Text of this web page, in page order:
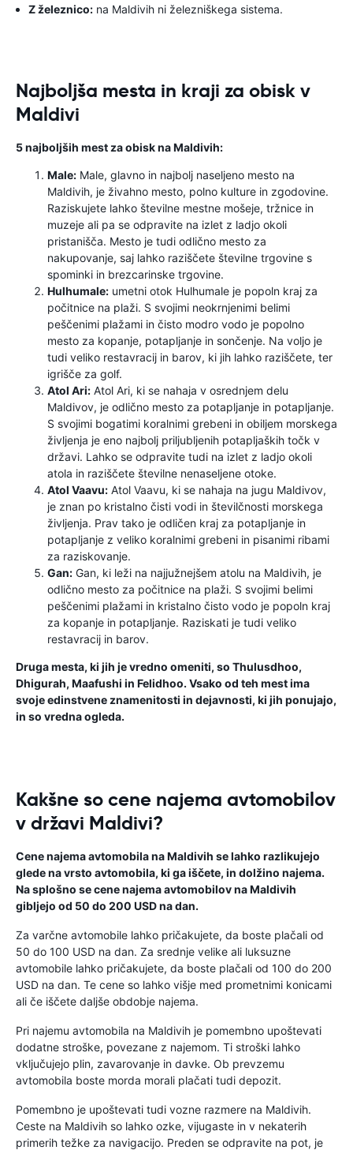
Z železnico: na Maldivih ni železniškega sistema.
Najboljša mesta in kraji za obisk v
Maldivi
5 najboljših mest za obisk na Maldivih:
Male: Male, glavno in najbolj naseljeno mesto na
Maldivih, je živahno mesto, polno kulture in zgodovine.
Raziskujete lahko številne mestne mošeje, tržnice in
muzeje ali pa se odpravite na izlet z ladjo okoli
pristanišča. Mesto je tudi odlično mesto za
nakupovanje, saj lahko raziščete številne trgovine s
spominki in brezcarinske trgovine.
Hulhumale: umetni otok Hulhumale je popoln kraj za
počitnice na plaži. S svojimi neokrnjenimi belimi
peščenimi plažami in čisto modro vodo je popolno
mesto za kopanje, potapljanje in sončenje. Na voljo je
tudi veliko restavracij in barov, ki jih lahko raziščete, ter
igrišče za golf.
Atol Ari: Atol Ari, ki se nahaja v osrednjem delu
Maldivov, je odlično mesto za potapljanje in potapljanje.
S svojimi bogatimi koralnimi grebeni in obiljem morskega
življenja je eno najbolj priljubljenih potapljaških točk v
državi. Lahko se odpravite tudi na izlet z ladjo okoli
atola in raziščete številne nenaseljene otoke.
Atol Vaavu: Atol Vaavu, ki se nahaja na jugu Maldivov,
je znan po kristalno čisti vodi in številčnosti morskega
življenja. Prav tako je odličen kraj za potapljanje in
potapljanje z veliko koralnimi grebeni in pisanimi ribami
za raziskovanje.
Gan: Gan, ki leži na najjužnejšem atolu na Maldivih, je
odlično mesto za počitnice na plaži. S svojimi belimi
peščenimi plažami in kristalno čisto vodo je popoln kraj
za kopanje in potapljanje. Raziskati je tudi veliko
restavracij in barov.
Druga mesta, ki jih je vredno omeniti, so Thulusdhoo,
Dhigurah, Maafushi in Felidhoo. Vsako od teh mest ima
svoje edinstvene znamenitosti in dejavnosti, ki jih ponujajo,
in so vredna ogleda.
Kakšne so cene najema avtomobilov
v državi Maldivi?
Cene najema avtomobila na Maldivih se lahko razlikujejo
glede na vrsto avtomobila, ki ga iščete, in dolžino najema.
Na splošno se cene najema avtomobilov na Maldivih
gibljejo od 50 do 200 USD na dan.
Za varčne avtomobile lahko pričakujete, da boste plačali od
50 do 100 USD na dan. Za srednje velike ali luksuzne
avtomobile lahko pričakujete, da boste plačali od 100 do 200
USD na dan. Te cene so lahko višje med prometnimi konicami
ali če iščete daljše obdobje najema.
Pri najemu avtomobila na Maldivih je pomembno upoštevati
dodatne stroške, povezane z najemom. Ti stroški lahko
vključujejo plin, zavarovanje in davke. Ob prevzemu
avtomobila boste morda morali plačati tudi depozit.
Pomembno je upoštevati tudi vozne razmere na Maldivih.
Ceste na Maldivih so lahko ozke, vijugaste in v nekaterih
primerih težke za navigacijo. Preden se odpravite na pot, je